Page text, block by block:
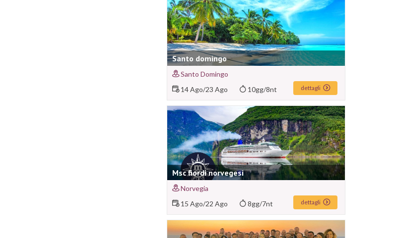
Santo domingo
Santo Domingo
14 Ago/23 Ago 10gg/8nt dettagli
Msc fiordi norvegesi
Norvegia
15 Ago/22 Ago 8gg/7nt dettagli